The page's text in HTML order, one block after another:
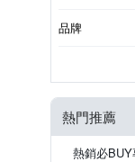
品牌
熱門推薦
熱銷必